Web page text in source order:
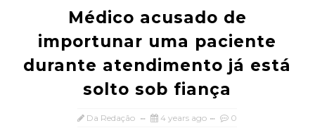
Médico acusado de
importunar uma paciente
durante atendimento já está
solto sob fiança
Da Redação 4 years ago 0